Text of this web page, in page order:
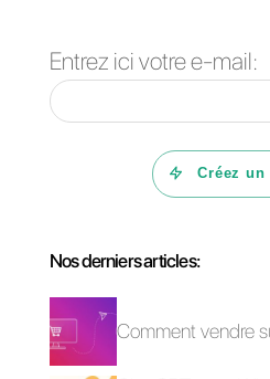
WhatsApp pour les